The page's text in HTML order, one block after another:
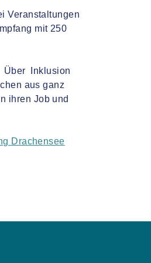
Veranstaltungen
mit 250
Über Inklusion
aus ganz
ihren Job und
Drachensee